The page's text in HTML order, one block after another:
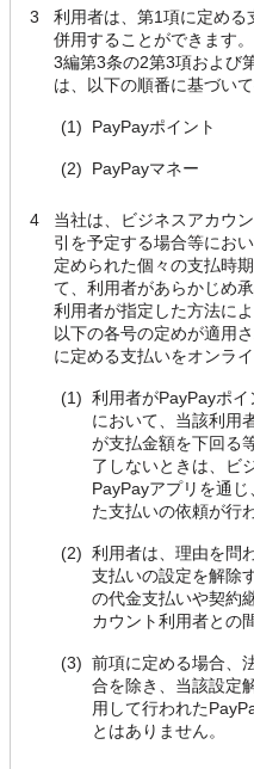
3
利用者は、第1項に定める
併用することができます
3編第3条の2第3項および
は、以下の順番に基づい
(1) PayPayポイント
(2) PayPayマネー
4
当社は、ビジネスアカウ
引を予定する場合等にお
定められた個々の支払時
て、利用者があらかじめ
利用者が指定した方法に
以下の各号の定めが適用
に定める支払いをオンラ
(1) 利用者がPayPayポ
において、当該利用
が支払金額を下回る
了しないときは、ビ
PayPayアプリを通
た支払いの依頼が行
(2) 利用者は、理由を問
支払いの設定を解除
の代金支払いや契約
カウント利用者との
(3) 前項に定める場合、
合を除き、当該設定
用して行われた
とはありません。